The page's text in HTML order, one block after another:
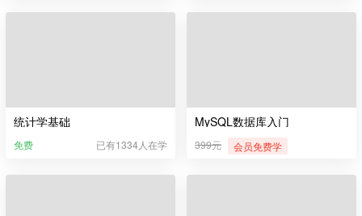
统计学基础
免费 已有1334人在学
MySQL数据库入门
399元 会员免费学